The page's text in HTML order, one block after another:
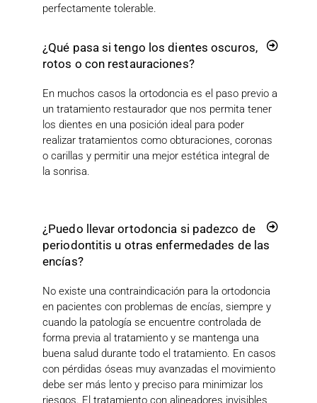
perfectamente tolerable.
¿Qué pasa si tengo los dientes oscuros,
rotos o con restauraciones?
En muchos casos la ortodoncia es el paso previo a
un tratamiento restaurador que nos permita tener
los dientes en una posición ideal para poder
realizar tratamientos como obturaciones, coronas
o carillas y permitir una mejor estética integral de
la sonrisa.
¿Puedo llevar ortodoncia si padezco de
periodontitis u otras enfermedades de las
encías?
No existe una contraindicación para la ortodoncia
en pacientes con problemas de encías, siempre y
cuando la patología se encuentre controlada de
forma previa al tratamiento y se mantenga una
buena salud durante todo el tratamiento. En casos
con pérdidas óseas muy avanzadas el movimiento
debe ser más lento y preciso para minimizar los
riesgos. El tratamiento con alineadores invisibles